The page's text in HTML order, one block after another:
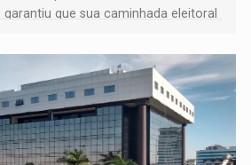
que sua caminhada eleitoral